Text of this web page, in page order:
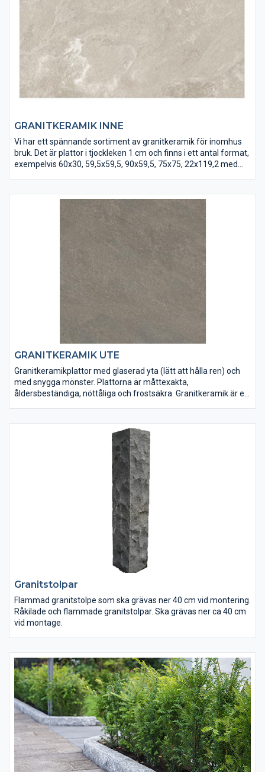
GRANITKERAMIK INNE
Vi har ett spännande sortiment av granitkeramik för inomhus
bruk. Det är plattor i tjockleken 1 cm och finns i ett antal format,
exempelvis 60x30, 59,5x59,5, 90x59,5, 75x75, 22x119,2 med
Våra stora plattor i granitkeramik är frosttåliga,har hög
hållfasthet och tål slitage. Därför passar de också bra utomhus
att bekläda gamla trappor med eller i uterummen. Plattorna är
måttexakta vilket gör dem extra lätta att lägga. Ytan är
glaserad vilket gör den lättskött.
GRANITKERAMIK UTE
Granitkeramikplattor med glaserad yta (lätt att hålla ren) och
med snygga mönster. Plattorna är måttexakta,
åldersbeständiga, nöttåliga och frostsäkra. Granitkeramik är ett
Granitstolpar
Flammad granitstolpe som ska grävas ner 40 cm vid montering.
Råkilade och flammade granitstolpar. Ska grävas ner ca 40 cm
vid montage.